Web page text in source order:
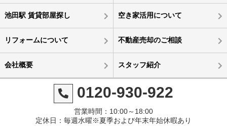
池田駅 賃貸部屋探し 空き家活用について
リフォームについて 不動産売却のご相談
会社概要 スタッフ紹介
0120-930-922
営業時間：10:00～18:00
定休日：毎週水曜※夏季および年末年始休暇あり